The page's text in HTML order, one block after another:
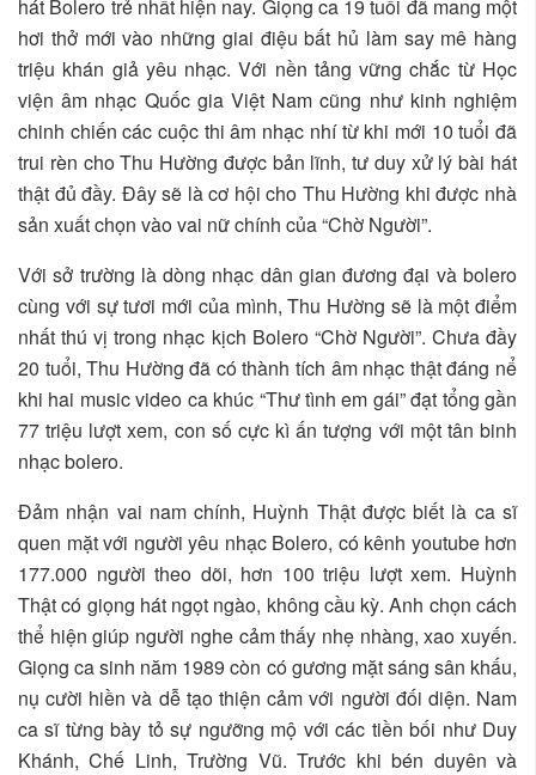
hát Bolero trẻ nhất hiện nay. Giọng ca 19 tuổi đã mang một
hơi thở mới vào những giai điệu bất hủ làm say mê hàng
triệu khán giả yêu nhạc. Với nền tảng vững chắc từ Học
viện âm nhạc Quốc gia Việt Nam cũng như kinh nghiệm
chinh chiến các cuộc thi âm nhạc nhí từ khi mới 10 tuổi đã
trui rèn cho Thu Hường được bản lĩnh, tư duy xử lý bài hát
thật đủ đầy. Đây sẽ là cơ hội cho Thu Hường khi được nhà
sản xuất chọn vào vai nữ chính của “Chờ Người”.
Với sở trường là dòng nhạc dân gian đương đại và bolero
cùng với sự tươi mới của mình, Thu Hường sẽ là một điểm
nhất thú vị trong nhạc kịch Bolero “Chờ Người”. Chưa đầy
20 tuổi, Thu Hường đã có thành tích âm nhạc thật đáng nể
khi hai music video ca khúc “Thư tình em gái” đạt tổng gần
77 triệu lượt xem, con số cực kì ấn tượng với một tân binh
nhạc bolero.
Đảm nhận vai nam chính, Huỳnh Thật được biết là ca sĩ
quen mặt với người yêu nhạc Bolero, có kênh youtube hơn
177.000 người theo dõi, hơn 100 triệu lượt xem. Huỳnh
Thật có giọng hát ngọt ngào, không cầu kỳ. Anh chọn cách
thể hiện giúp người nghe cảm thấy nhẹ nhàng, xao xuyến.
Giọng ca sinh năm 1989 còn có gương mặt sáng sân khấu,
nụ cười hiền và dễ tạo thiện cảm với người đối diện. Nam
ca sĩ từng bày tỏ sự ngưỡng mộ với các tiền bối như Duy
Khánh, Chế Linh, Trường Vũ. Trước khi bén duyên và